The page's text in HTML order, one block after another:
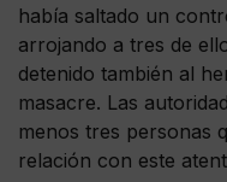
había saltado un
arrojando a tres de
detenido también al
masacre. Las
menos tres personas
relación con este